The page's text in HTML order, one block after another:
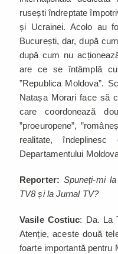
rusești îndreptate
și Ucrainei. Acolo au
București, dar, după
după cum nu
are ce se întâmplă
”Republica Moldova”.
Natașa Morari face să
care coordonează
”proeuropene”,
realitate,
Departamentului
Reporter: Spuneți-mi
TV8 și la Jurnal TV?
Vasile Costiuc: Da. La
Atenție, aceste două
foarte importantă pentru